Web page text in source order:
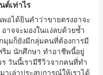
ต์เท่าไร
อได้ยินคำว่าขายตรงอาจะ
อาจจะมองในแง่ลบด้วยซ้ำ
มุมก็ยังมีกลุ่มคนที่ต้องการมี
ริม นักศึกษา ทำอาชีพนี้อยู่
วันนี้เรามีรีวิวจากคนที่ทำ
าเล่าประสบการณ์ให้เราได้